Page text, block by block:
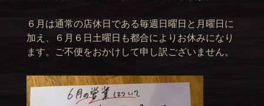
６月は通常の店休日である毎週日曜日と月曜日に
加え、６月６日土曜日も都合によりお休みになり
ます。ご不便をおかけして申し訳ございません。